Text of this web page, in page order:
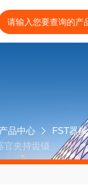
产品中心 FST器械
官夹持齿镊